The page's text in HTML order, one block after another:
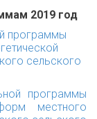
2019 год
программы
сельского
программы
местного